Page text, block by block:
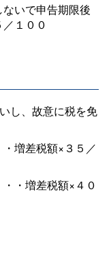
いで申告期限後
１００
し、故意に税を免
増差税額×３５／
・増差税額×４０